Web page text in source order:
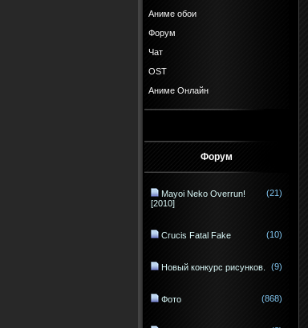
Аниме обои
Форум
Чат
OST
Аниме Онлайн
Форум
Mayoi Neko Overrun!
[2010]
(21)
Crucis Fatal Fake (10)
Новый конкурс рисунков. (9)
Фото (868)